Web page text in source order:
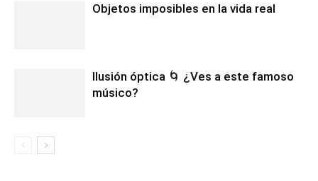
Objetos imposibles en la vida real
Ilusión óptica 🌀 ¿Ves a este famoso
músico?